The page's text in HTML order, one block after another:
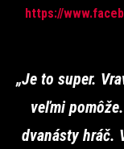
https://
„Je to super.
veľmi
dvanásty hráč.